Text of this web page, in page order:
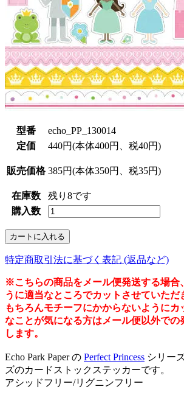
型番
echo_PP_130014
定価
440円(本体400円、税40円)
販売価格 385円(本体350円、税35円)
在庫数
残り8です
購入数
特定商取引法に基づく表記 (返品など)
※こちらの商品をメール便発送する場合
うに適当なところでカットさせていただ
もちろんモチーフにかからないようにカ
なことが気になる方はメール便以外での
します。
Echo Park Paper の Perfect Princess シリー
ズのカードストックステッカーです。
アシッドフリー/リグニンフリー